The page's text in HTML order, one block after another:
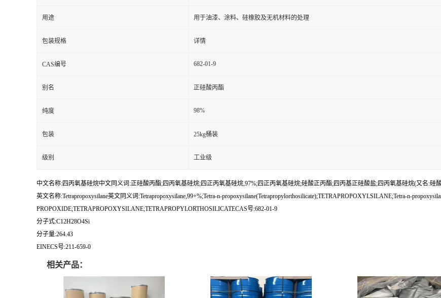
用途 用于油漆、涂料、硅橡胶及无机材料的处理
包装规格 详情
CAS编号 682-01-9
别名 正硅酸丙酯
纯度 98%
包装 25kg桶装
级别 工业级
中文名称:四丙氧基硅烷中文同义词:正硅酸丙酯;四丙氧基硅烷;四正丙氧基硅烷,97%;四正丙氧基硅烷;硅酸正丙酯;四丙基正硅酸盐;四丙氧基硅烷(又名:硅
英文名称:Tetrapropoxysilane英文同义词:Tetrapropoxysilane,99+%;Tetra-n-propoxysilane(Tetrapropylorthosilicate);TETRAPROPOXYLSILANE;Tetra-n-
PROPOXIDE;TETRAPROPOXYSILANE;TETRAPROPYLORTHOSILICATECAS号:682-01-9
分子式:C12H28O4Si
分子量:264.43
EINECS号:211-659-0
相关产品：